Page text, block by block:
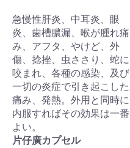
急慢性肝炎、中耳炎、眼
炎、歯槽膿漏、喉が腫れ痛
み、アフタ、やけど、外
傷、捻挫、虫ささり、蛇に
咬まれ、各種の感染、及び
一切の炎症で引き起こした
痛み、発熱。外用と同時に
内服すればその効果は一番
よい。
片仔廣カプセル